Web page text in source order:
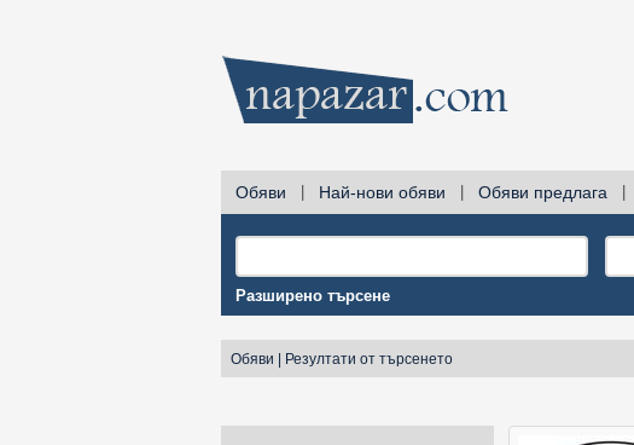
Обяви Най-нови обяви Обяви предлага
Разширено търсене
Обяви Резултати от търсенето